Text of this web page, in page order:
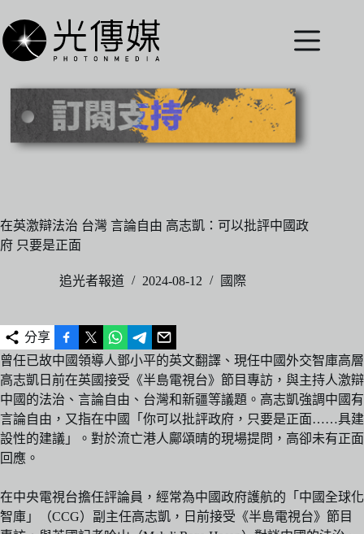
至
主
內
在英激辯法治 台灣 言論自由 高志凱：可以批評中國政
府 只要是正面
追光者報道 2024-08-12 國際
分享
曾任已故中國領導人鄧小平的英文翻譯、現任中國外交智庫高層
高志凱日前在英國接受《半島電視台》節目專訪，與主持人激辯
中國的法治、言論自由、台灣和新疆等議題。高志凱強調中國有
言論自由，又指在中國「你可以批評政府，只要是正面……具建
設性的建議」。對於流亡港人鄺頌晴的現場提問，高卻未有正面
回應。
在中央電視台擔任評論員，經常為中國政府護航的「中國全球化
智庫」（CCG）副主任高志凱，日前接受《半島電視台》節目